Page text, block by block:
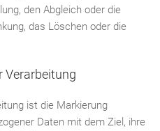
den Abgleich oder die
das Löschen oder die
ist die Markierung
Daten mit dem Ziel, ihre